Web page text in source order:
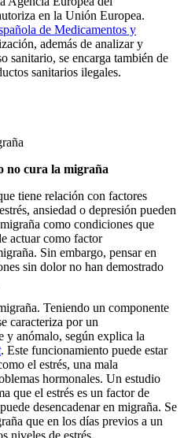
en la Unión Europea.
de Medicamentos y
además de analizar y
sanitario, se encarga también de
sanitarios ilegales.
no cura la migraña
tiene relación con factores
ansiedad o depresión pueden
como condiciones que
actuar como factor
Sin embargo, pensar en
sin dolor no han demostrado
Teniendo un componente
caracteriza por un
y anómalo, según explica la
. Este funcionamiento puede estar
el estrés, una mala
hormonales. Un estudio
que el estrés es un factor de
desencadenar en migraña. Se
que en los días previos a un
niveles de estrés.